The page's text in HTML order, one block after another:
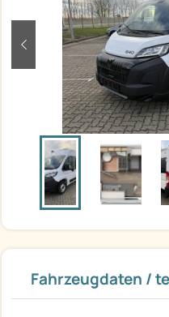
zurück
Fahrzeugdaten /